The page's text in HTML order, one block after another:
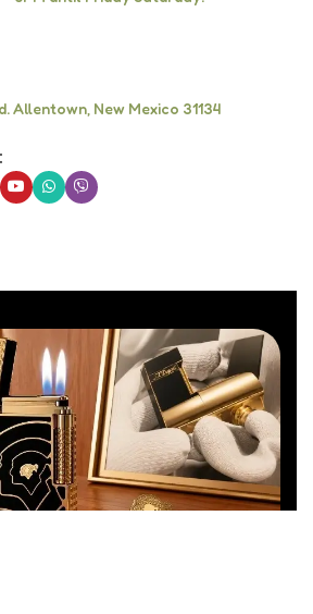
Allentown, New Mexico 31134